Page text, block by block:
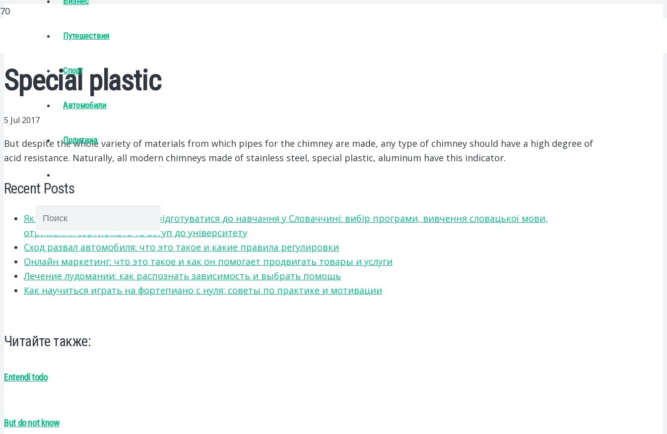
Путешествия
Спорт
Автомобили
Политика
Special plastic
5 Jul 2017
But despite the whole variety of materials from which pipes for the chimney are made, any type of chimney should have a high degree of
acid resistance. Naturally, all modern chimneys made of stainless steel, special plastic, aluminum have this indicator.
Recent Posts
Як українським абітурієнтам підготуватися до навчання у Словаччині: вибір програми, вивчення словацької мови,
отримання сертифіката та вступ до університету
Сход развал автомобиля: что это такое и какие правила регулировки
Онлайн маркетинг: что это такое и как он помогает продвигать товары и услуги
Лечение лудомании: как распознать зависимость и выбрать помощь
Как научиться играть на фортепиано с нуля: советы по практике и мотивации
Читайте также:
Entendí todo
But do not know